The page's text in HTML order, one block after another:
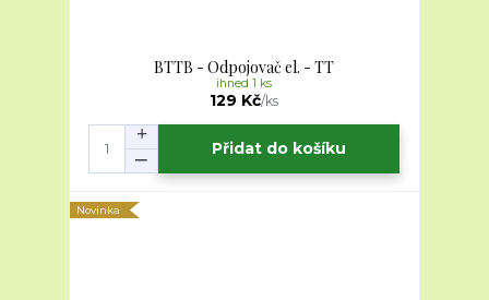
BTTB - Odpojovač el. - TT
129 Kč/ks
ihned 1 ks
Přidat do košíku
Novinka